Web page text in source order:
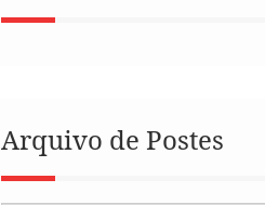
Arquivo de Postes